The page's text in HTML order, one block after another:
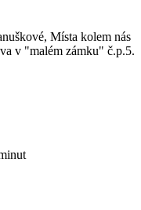
Místa kolem nás
v "malém zámku" č.p.5.